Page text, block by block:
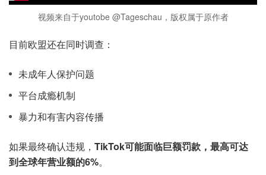
视频来自于youtobe @Tageschau，版权属于原作者
目前欧盟还在同时调查：
未成年人保护问题
平台成瘾机制
暴力和有害内容传播
如果最终确认违规， TikTok可能面临巨额罚款，最高可达
到全球年营业额的6%。